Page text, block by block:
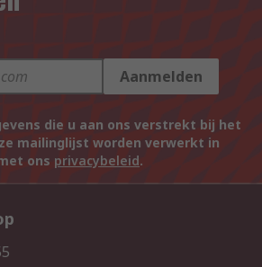
Aanmelden
die u aan ons verstrekt bij het
mailinglijst worden verwerkt in
ons privacybeleid.